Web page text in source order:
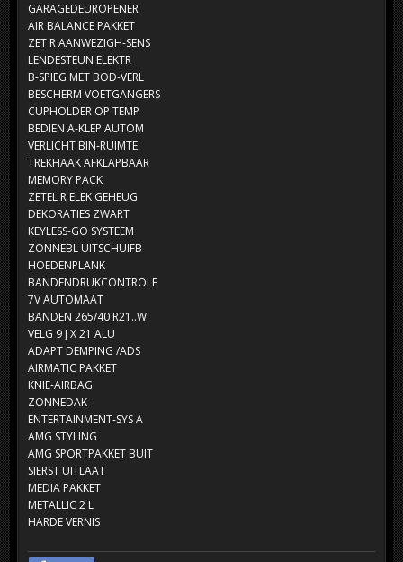
GARAGEDEUROPENER
AIR BALANCE PAKKET
ZET R AANWEZIGH-SENS
LENDESTEUN ELEKTR
B-SPIEG MET BOD-VERL
BESCHERM VOETGANGERS
CUPHOLDER OP TEMP
BEDIEN A-KLEP AUTOM
VERLICHT BIN-RUIMTE
TREKHAAK AFKLAPBAAR
MEMORY PACK
ZETEL R ELEK GEHEUG
DEKORATIES ZWART
KEYLESS-GO SYSTEEM
ZONNEBL UITSCHUIFB
HOEDENPLANK
BANDENDRUKCONTROLE
7V AUTOMAAT
BANDEN 265/40 R21..W
VELG 9 J X 21 ALU
ADAPT DEMPING /ADS
AIRMATIC PAKKET
KNIE-AIRBAG
ZONNEDAK
ENTERTAINMENT-SYS A
AMG STYLING
AMG SPORTPAKKET BUIT
SIERST UITLAAT
MEDIA PAKKET
METALLIC 2 L
HARDE VERNIS